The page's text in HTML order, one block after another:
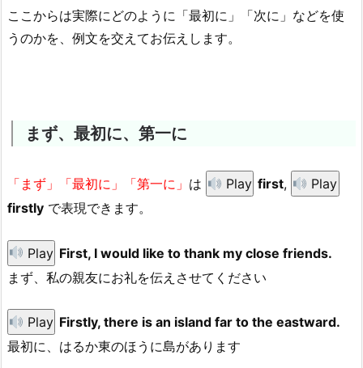
ここからは実際にどのように「最初に」「次に」などを使
うのかを、例文を交えてお伝えします。
まず、最初に、第一に
「まず」「最初に」「第一に」 は Play first,
Play
firstly で表現できます。
Play First, I would like to thank my close friends.
まず、私の親友にお礼を伝えさせてください
Play Firstly, there is an island far to the eastward.
最初に、はるか東のほうに島があります